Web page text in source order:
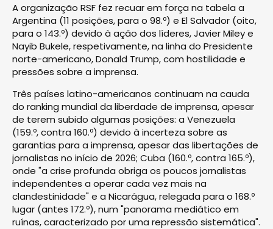
A organização RSF fez recuar em força na tabela a
Argentina (11 posições, para o 98.º) e El Salvador (oito,
para o 143.º) devido à ação dos líderes, Javier Miley e
Nayib Bukele, respetivamente, na linha do Presidente
norte-americano, Donald Trump, com hostilidade e
pressões sobre a imprensa.
Três países latino-americanos continuam na cauda
do ranking mundial da liberdade de imprensa, apesar
de terem subido algumas posições: a Venezuela
(159.º, contra 160.º) devido à incerteza sobre as
garantias para a imprensa, apesar das libertações de
jornalistas no início de 2026; Cuba (160.º, contra 165.º),
onde "a crise profunda obriga os poucos jornalistas
independentes a operar cada vez mais na
clandestinidade" e a Nicarágua, relegada para o 168.º
lugar (antes 172.º), num "panorama mediático em
ruínas, caracterizado por uma repressão sistemática".